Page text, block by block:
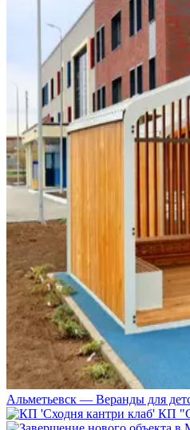
Альметьевск — Веранды для
КП